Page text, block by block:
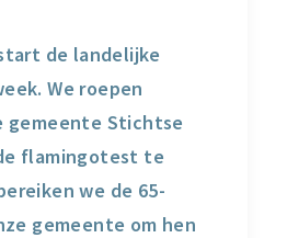
de landelijke
We roepen
gemeente Stichtse
flamingotest te
we de 65-
gemeente om hen